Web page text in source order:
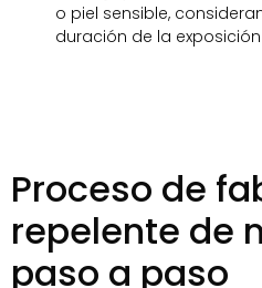
o piel sensible,
duración de la exposición
Proceso de
repelente de
paso a paso